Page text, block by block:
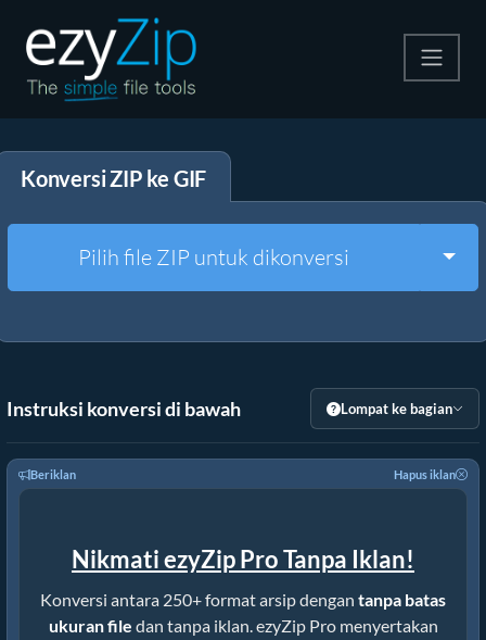
Ekstrak
Alat Lainnya
Konversi ZIP ke GIF
Pilih file ZIP untuk dikonversi
Instruksi konversi di bawah Lompat ke bagian
Beriklan Hapus iklan
Nikmati ezyZip Pro Tanpa Iklan!
Konversi antara 250+ format arsip dengan tanpa batas
ukuran file dan tanpa iklan. ezyZip Pro menyertakan